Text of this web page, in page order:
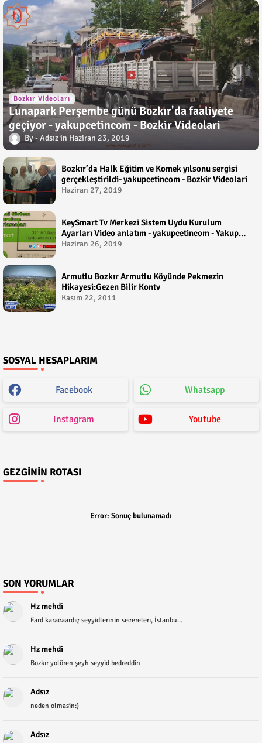
Bozkır Videoları
Lunapark Perşembe günü Bozkır'da faaliyete
geçiyor - yakupcetincom - Bozkir Videolari
Adsız Haziran 23, 2019
Bozkır’da Halk Eğitim ve Komek yılsonu sergisi
gerçekleştirildi- yakupcetincom - Bozkir Videolari
Haziran 27, 2019
KeySmart Tv Merkezi Sistem Uydu Kurulum
Ayarları Video anlatım - yakupcetincom - Yakup
Çetin
Haziran 26, 2019
Armutlu Bozkır Armutlu Köyünde Pekmezin
Hikayesi:Gezen Bilir Kontv
Kasım 22, 2011
SOSYAL HESAPLARIM
Facebook Whatsapp
Instagram Youtube
GEZGININ ROTASI
Error: Sonuç bulunamadı
SON YORUMLAR
Hz mehdi
Fard karacaardıç seyyidlerinin secereleri, İstanbu...
Hz mehdi
Bozkır yolören şeyh seyyid bedreddin
Adsız
neden olmasin:)
Adsız